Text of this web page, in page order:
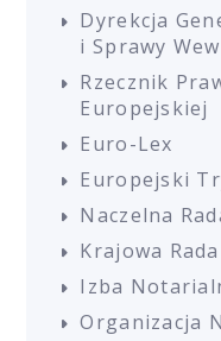
Dyrekcja
i Sprawy
Rzecznik
Europejskiej
Euro-Lex
Europejski
Naczelna
Krajowa
Izba
Organizacja